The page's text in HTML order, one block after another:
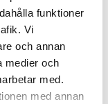
funktioner
Vi
och annan
medier och
med.
med annan
Mätinstrument